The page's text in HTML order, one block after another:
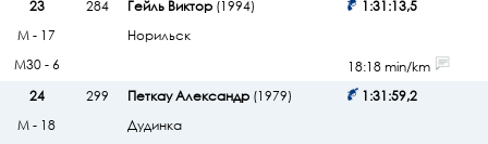
23
284 Гейль Виктор(1994)
Норильск
1:31:13,5
М - 17
М30 - 6
18:18 min/km
24
299 Петкау Александр(1979)
Дудинка
1:31:59,2
М - 18